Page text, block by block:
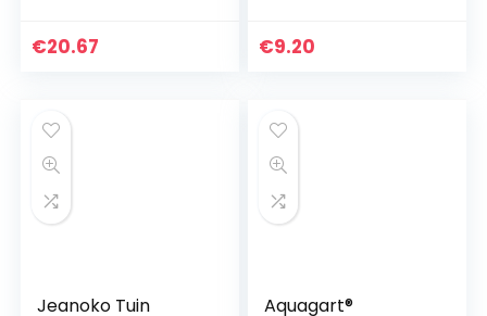
zonder net,
vijversfeer [20
stuks]
€20.67
Planting Tool voor
€9.20
Jeanoko Tuin
Aquagart®